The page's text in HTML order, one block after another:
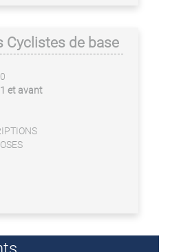
Cyclistes de base
et avant